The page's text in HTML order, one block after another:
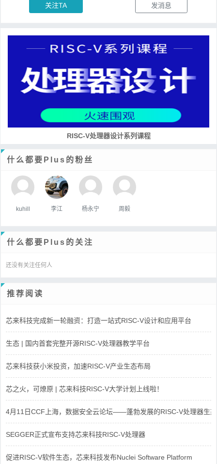
关注TA 发消息
RISC-V处理器设计系列课程
什么都要Plus的粉丝
kuhill 李江 杨永宁 周毅
什么都要Plus的关注
还没有关注任何人
推荐阅读
芯来科技完成新一轮融资：打造一站式RISC-V设计和应用平台
生态 | 国内首套完整开源RISC-V处理器教学平台
芯来科技获小米投资，加速RISC-V产业生态布局
芯之火，可燎原 | 芯来科技RISC-V大学计划上线啦！
4月11日CCF上海，数据安全云论坛——蓬勃发展的RISC-V处理器生态
SEGGER正式宣布支持芯来科技RISC-V处理器
促进RISC-V软件生态，芯来科技发布Nuclei Software Platform